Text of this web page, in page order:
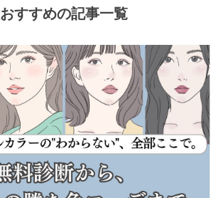
おすすめの記事一覧